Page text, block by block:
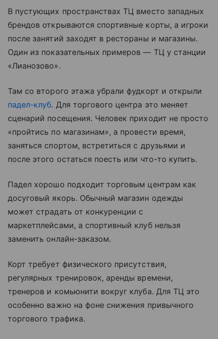
В пустующих пространствах ТЦ вместо западных
брендов открываются спортивные корты, а игроки
после занятий заходят в рестораны и магазины.
Один из показательных примеров — ТЦ у станции
«Лианозово».
Там со второго этажа убрали фудкорт и открыли
падел-клуб. Для торгового центра это меняет
сценарий посещения. Человек приходит не просто
«пройтись по магазинам», а провести время,
заняться спортом, встретиться с друзьями и
после этого остаться поесть или что-то купить.
Падел хорошо подходит торговым центрам как
досуговый якорь. Обычный магазин одежды
может страдать от конкуренции с
маркетплейсами, а спортивный клуб нельзя
заменить онлайн-заказом.
Корт требует физического присутствия,
регулярных тренировок, аренды времени,
тренеров и комьюнити вокруг клуба. Для ТЦ это
особенно важно на фоне снижения привычного
торгового трафика.